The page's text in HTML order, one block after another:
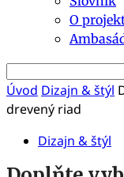
O
Úvod Dizajn & štýl
drevený riad
Dizajn & štýl